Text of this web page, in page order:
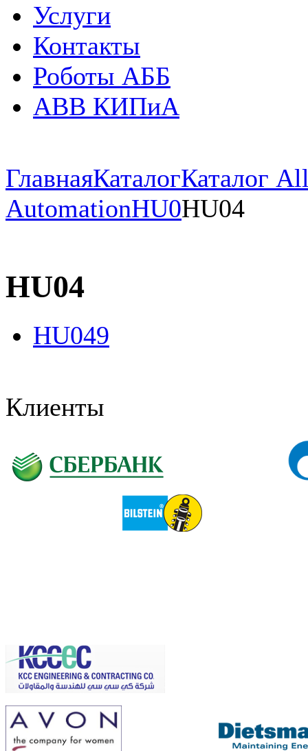
Услуги
Контакты
Роботы АББ
ABB КИПиА
ГлавнаяКаталогКаталог
AutomationHU0HU04
HU04
HU049
Клиенты